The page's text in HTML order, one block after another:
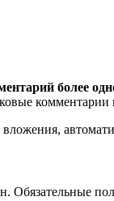
более
комментарии
Обязательные